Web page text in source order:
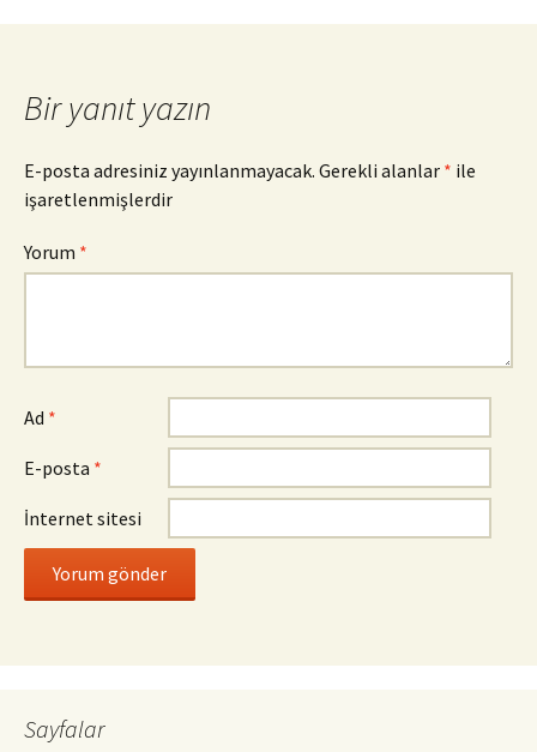
dolaşımı
Bir yanıt yazın
E-posta adresiniz yayınlanmayacak. Gerekli alanlar * ile
işaretlenmişlerdir
Yorum *
Ad *
E-posta *
İnternet sitesi
Sayfalar